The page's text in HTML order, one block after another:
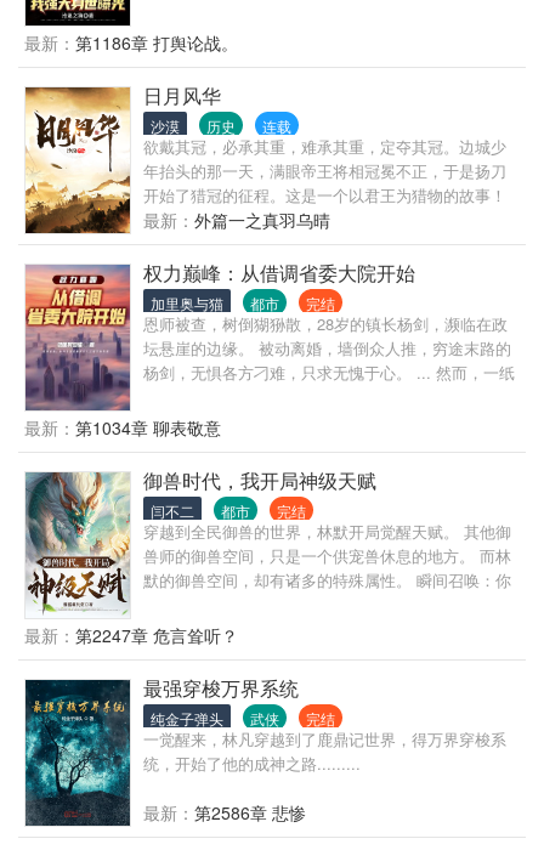
时，他的贵人从天而降，自此平步青云，无人能挡。
原来，他最大的靠山，竟然就是他自己！
最新： 第1186章 打舆论战。
日月风华
沙漠 历史 连载
欲戴其冠，必承其重，难承其重，定夺其冠。边城少
年抬头的那一天，满眼帝王将相冠冕不正，于是扬刀
开始了猎冠的征程。这是一个以君王为猎物的故事！
最新： 外篇一之真羽乌晴
权力巅峰：从借调省委大院开始
加里奥与猫 都市 完结
恩师被查，树倒猢狲散，28岁的镇长杨剑，濒临在政
坛悬崖的边缘。 被动离婚，墙倒众人推，穷途末路的
杨剑，无惧各方刁难，只求无愧于心。 ... 然而，一纸
入到了政治斗争的暴风眼。 ... 朝堂之上，如履薄冰，
一步之错，万丈深渊。 寒门子弟，杨剑：“真能走到对
岸吗？” ....
最新： 第1034章 聊表敬意
御兽时代，我开局神级天赋
闫不二 都市 完结
穿越到全民御兽的世界，林默开局觉醒天赋。 其他御
兽师的御兽空间，只是一个供宠兽休息的地方。 而林
默的御兽空间，却有诸多的特殊属性。 瞬间召唤：你
宠兽等级有点低？没关系，分分钟让它变神兽。 负面
状态清除：中毒了没法战斗？来来来，到御兽空间逛
一圈，出来又是一条好汉，不……好兽！ 除此之外，
还有高速成长、血脉洗礼……等等等等。 若干年后，
看着林默身边围绕的一众神级宠兽，所有人的世界观
瞬间崩塌了。 一个人带一群神兽，林默你简直不当人
啊！ 林默微微一笑：“没办法，谁让老子的背后是地球
最新： 第2247章 危言耸听？
最强穿梭万界系统
纯金子弹头 武侠 完结
一觉醒来，林凡穿越到了鹿鼎记世界，得万界穿梭系
统，开始了他的成神之路.........
最新： 第2586章 悲惨